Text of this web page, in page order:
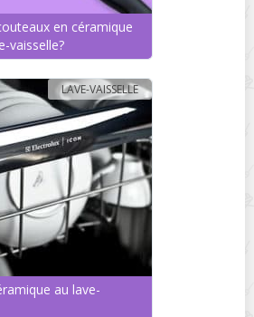
en céramique
vaisselle?
au lave-
LAVE-VAISSELLE